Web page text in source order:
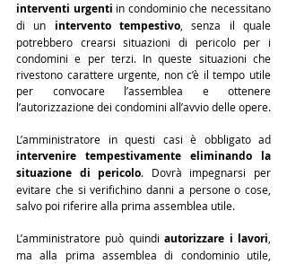
interventi urgenti in condominio che necessitano
di un intervento tempestivo, senza il quale
potrebbero crearsi situazioni di pericolo per i
condomini e per terzi. In queste situazioni che
rivestono carattere urgente, non c’è il tempo utile
per convocare l’assemblea e ottenere
l’autorizzazione dei condomini all’avvio delle opere.
intervenire tempestivamente eliminando la
situazione di pericolo. Dovrà impegnarsi per
evitare che si verifichino danni a persone o cose,
salvo poi riferire alla prima assemblea utile.
L’amministratore può quindi autorizzare i lavori,
ma alla prima assemblea di condominio utile,